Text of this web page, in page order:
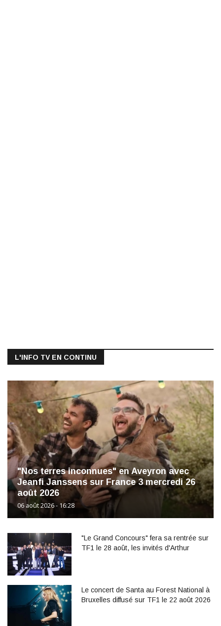
L'INFO TV EN CONTINU
"Nos terres inconnues" en Aveyron avec
Jeanfi Janssens sur France 3 mercredi 26
août 2026
06 août 2026 - 16:28
"Le Grand Concours" fera sa rentrée sur
TF1 le 28 août, les invités d'Arthur
Le concert de Santa au Forest National à
Bruxelles diffusé sur TF1 le 22 août 2026